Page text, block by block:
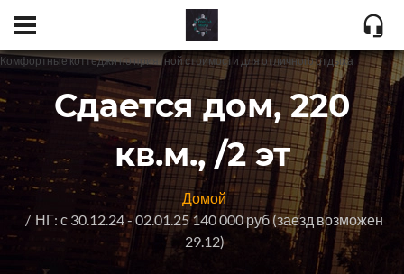
Комфортные коттеджи по приятной стоимости для отличного отдыха
Сдается дом, 220
кв.м., /2 эт
Домой
НГ: с 30.12.24 - 02.01.25 140 000 руб (заезд возможен
29.12)